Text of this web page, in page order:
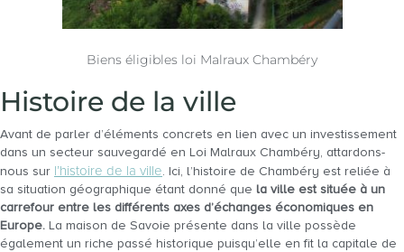
Biens éligibles loi Malraux Chambéry
Histoire de la ville
Avant de parler d’éléments concrets en lien avec un investissement
dans un secteur sauvegardé en Loi Malraux Chambéry, attardons-
nous sur l’histoire de la ville. Ici, l’histoire de Chambéry est reliée à
sa situation géographique étant donné que la ville est située à un
carrefour entre les différents axes d’échanges économiques en
Europe. La maison de Savoie présente dans la ville possède
également un riche passé historique puisqu’elle en fit la capitale de